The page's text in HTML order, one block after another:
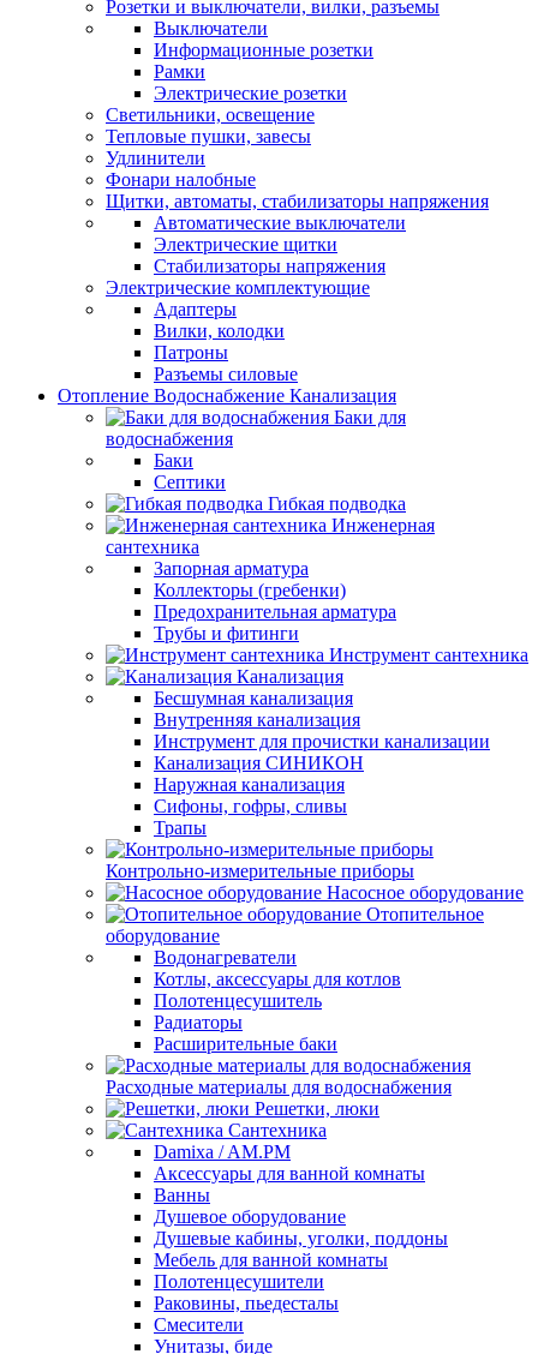
Розетки и выключатели, вилки, разъемы
Выключатели
Информационные розетки
Рамки
Электрические розетки
Светильники, освещение
Тепловые пушки, завесы
Удлинители
Фонари налобные
Щитки, автоматы, стабилизаторы напряжения
Автоматические выключатели
Электрические щитки
Стабилизаторы напряжения
Электрические комплектующие
Адаптеры
Вилки, колодки
Патроны
Разъемы силовые
Отопление Водоснабжение Канализация
Баки для
водоснабжения
Баки
Септики
Гибкая подводка
Инженерная
сантехника
Запорная арматура
Коллекторы (гребенки)
Предохранительная арматура
Трубы и фитинги
Инструмент сантехника
Канализация
Бесшумная канализация
Внутренняя канализация
Инструмент для прочистки канализации
Канализация СИНИКОН
Наружная канализация
Сифоны, гофры, сливы
Трапы
Контрольно-измерительные приборы
Насосное оборудование
Отопительное
оборудование
Водонагреватели
Котлы, аксессуары для котлов
Полотенцесушитель
Радиаторы
Расширительные баки
Расходные материалы для водоснабжения
Решетки, люки
Сантехника
Damixa / AM.PM
Аксессуары для ванной комнаты
Ванны
Душевое оборудование
Душевые кабины, уголки, поддоны
Мебель для ванной комнаты
Полотенцесушители
Раковины, пьедесталы
Смесители
Унитазы, биде